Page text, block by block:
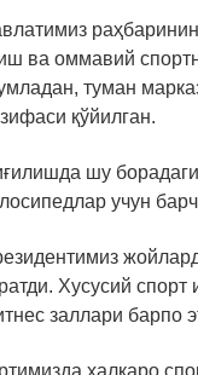
ва оммавий
туман
қўйилган.
шу
учун
Хусусий
заллари барпо